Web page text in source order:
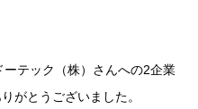
テック（株）さんへの2企業
がとうございました。